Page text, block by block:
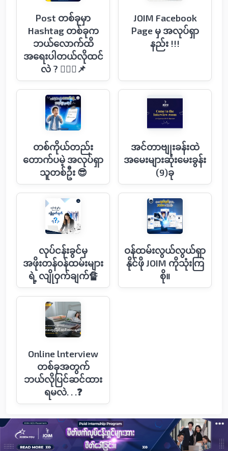
Post တစ်ခုမှာ
Hashtag တစ်ခုက
ဘယ်လောက်ထိ
အရေးပါတယ်လိုထင်
လဲ ? 🤷🏻‍♂️📌
JOIM Facebook
Page မှ အလုပ်ရှာ
နည်း !!!
တစ်ကိုယ်တည်း
တောက်ပမဲ့ အလုပ်ရှာ
သူတစ်ဦး 😎
အင်တာဗျုးခန်းထဲ
အမေးများဆုံးမေးခွန်း
(9)ခု
လုပ်ငန်းခွင်မှ
အဖိုးတန်ဝန်ထမ်းများ
ရဲ့ လျိုဝှက်ချက်🔏
ဝန်ထမ်းလွယ်လွယ်ရှာ
နိုင်ဖို JOIM ကိုသုံးကြ
စို။
Online lnterview
တစ်ခုအတွက်
ဘယ်လိုပြင်ဆင်ထား
ရမလဲ. . .❓